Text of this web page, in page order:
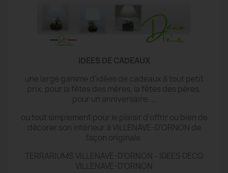
IDEES DE CADEAUX
une large gamme d'idées de cadeaux à tout petit
prix, pour la fêtes des mères, la fêtes des pères,
pour un anniversaire....
ou tout simplement pour le plaisir d'offrir ou bien de
décorer son intérieur à VILLENAVE-D'ORNON de
façon originale.
TERRARIUMS VILLENAVE-D'ORNON - IDEES DECO
VILLENAVE-D'ORNON